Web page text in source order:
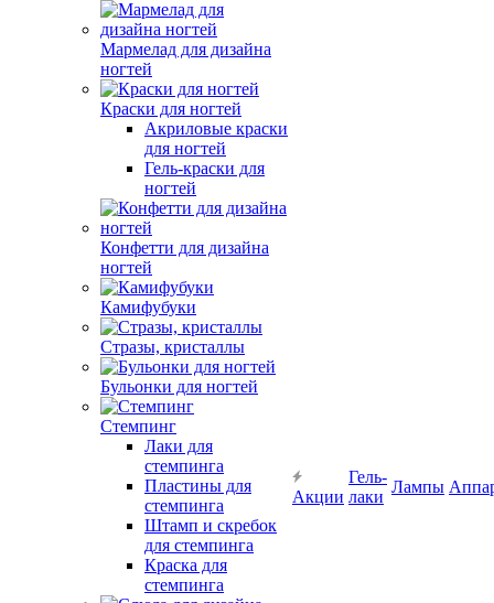
Мармелад для дизайна
ногтей
Краски для ногтей
Акриловые краски
для ногтей
Гель-краски для
ногтей
Конфетти для дизайна
ногтей
Камифубуки
Стразы, кристаллы
Бульонки для ногтей
Стемпинг
Лаки для
стемпинга
Пластины для
стемпинга
Штамп и скребок
для стемпинга
Краска для
стемпинга
Акции
Гель-
лаки
Лампы